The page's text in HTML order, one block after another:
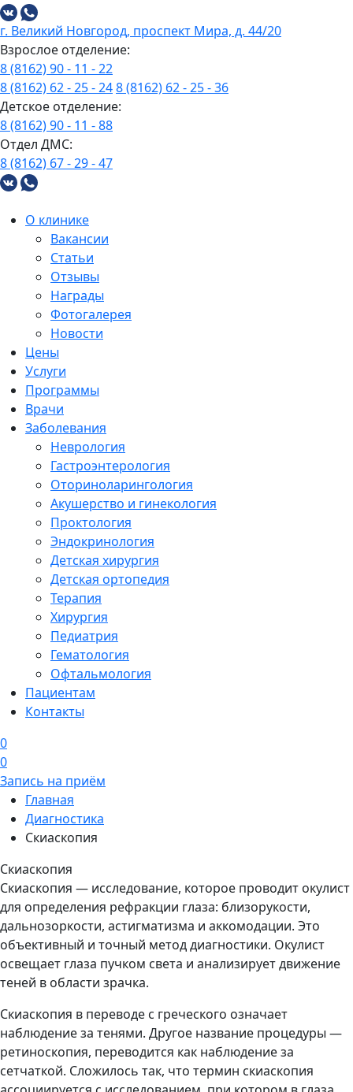
г. Великий Новгород, проспект Мира, д. 44/20
Взрослое отделение:
8 (8162) 90 - 11 - 22
8 (8162) 62 - 25 - 248 (8162) 62 - 25 - 36
Детское отделение:
8 (8162) 90 - 11 - 88
Отдел ДМС:
8 (8162) 67 - 29 - 47
О клинике
Вакансии
Статьи
Отзывы
Награды
Фотогалерея
Новости
Цены
Услуги
Программы
Врачи
Заболевания
Неврология
Гастроэнтерология
Оториноларингология
Акушерство и гинекология
Проктология
Эндокринология
Детская хирургия
Детская ортопедия
Терапия
Хирургия
Педиатрия
Гематология
Офтальмология
Пациентам
Контакты
0
0
Запись на приём
Главная
Диагностика
Скиаскопия
Скиаскопия
Скиаскопия — исследование, которое проводит окулист
для определения рефракции глаза: близорукости,
дальнозоркости, астигматизма и аккомодации. Это
объективный и точный метод диагностики. Окулист
освещает глаза пучком света и анализирует движение
теней в области зрачка.
Скиаскопия в переводе с греческого означает
наблюдение за тенями. Другое название процедуры —
ретиноскопия, переводится как наблюдение за
сетчаткой. Сложилось так, что термин скиаскопия